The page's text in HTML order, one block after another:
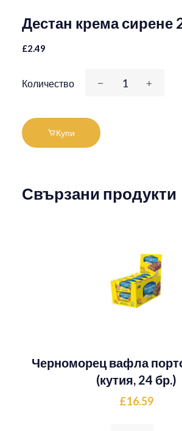
Дестан крема сирене
£2.49
Количество
Купи
Свързани продукти
Черноморец вафла
(кутия, 24 бр.)
£16.59